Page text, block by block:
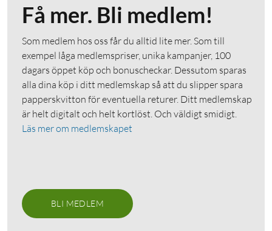
Få mer. Bli medlem!
Som medlem hos oss får du alltid lite mer. Som till
exempel låga medlemspriser, unika kampanjer, 100
dagars öppet köp och bonuscheckar. Dessutom sparas
alla dina köp i ditt medlemskap så att du slipper spara
papperskvitton för eventuella returer. Ditt medlemskap
är helt digitalt och helt kortlöst. Och väldigt smidigt.
Läs mer om medlemskapet
BLI MEDLEM